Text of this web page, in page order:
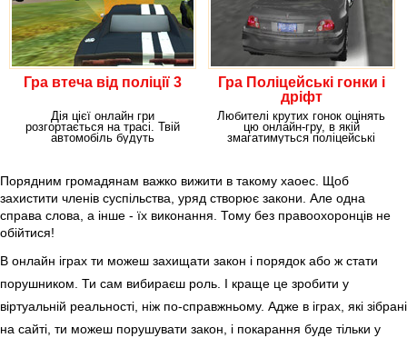
Гра втеча від поліції 3
Дія цієї онлайн гри
розгортається на трасі. Твій
автомобіль будуть
Гра Поліцейські гонки і
дріфт
Любителі крутих гонок оцінять
цю онлайн-гру, в якій
змагатимуться поліцейські
Порядним громадянам важко вижити в такому хаоес. Щоб
захистити членів суспільства, уряд створює закони. Але одна
справа слова, а інше - їх виконання. Тому без правоохоронців не
обійтися!
В онлайн іграх ти можеш захищати закон і порядок або ж стати
порушником. Ти сам вибираєш роль. І краще це зробити у
віртуальній реальності, ніж по-справжньому. Адже в іграх, які зібрані
на сайті, ти можеш порушувати закон, і покарання буде тільки у